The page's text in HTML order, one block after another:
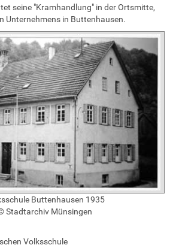
seine "Kramhandlung" in der Ortsmitte,
Unternehmens in Buttenhausen.
Buttenhausen 1935
Stadtarchiv Münsingen
Volksschule